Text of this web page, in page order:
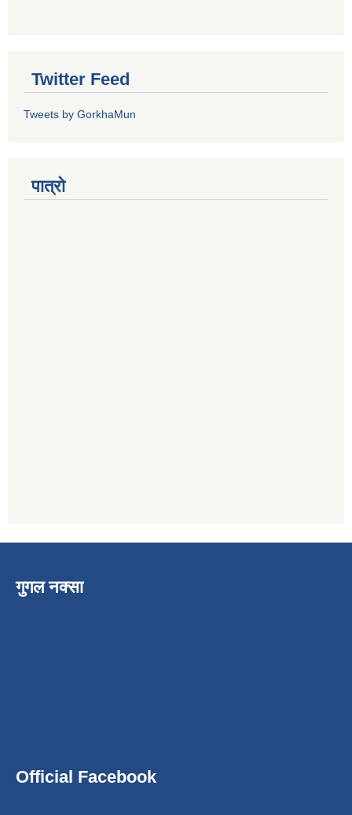
Twitter Feed
Tweets by GorkhaMun
पात्रो
गुगल नक्सा
Official Facebook